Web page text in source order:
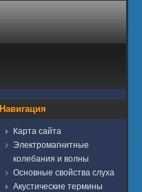
Навигация
Карта сайта
Электромагнитные
колебания и волны
Основные свойства слуха
Акустические термины